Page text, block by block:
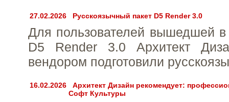
27.02.2026 Русскоязычный пакет D5 Render 3.0
Для пользователей вышедшей в
D5 Render 3.0 Архитект
вендором подготовили
16.02.2026
Архитект Дизайн рекомендует:
Софт Культуры